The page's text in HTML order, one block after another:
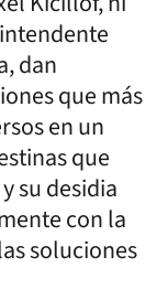
dan
que más
en un
que
su desidia
con la
soluciones